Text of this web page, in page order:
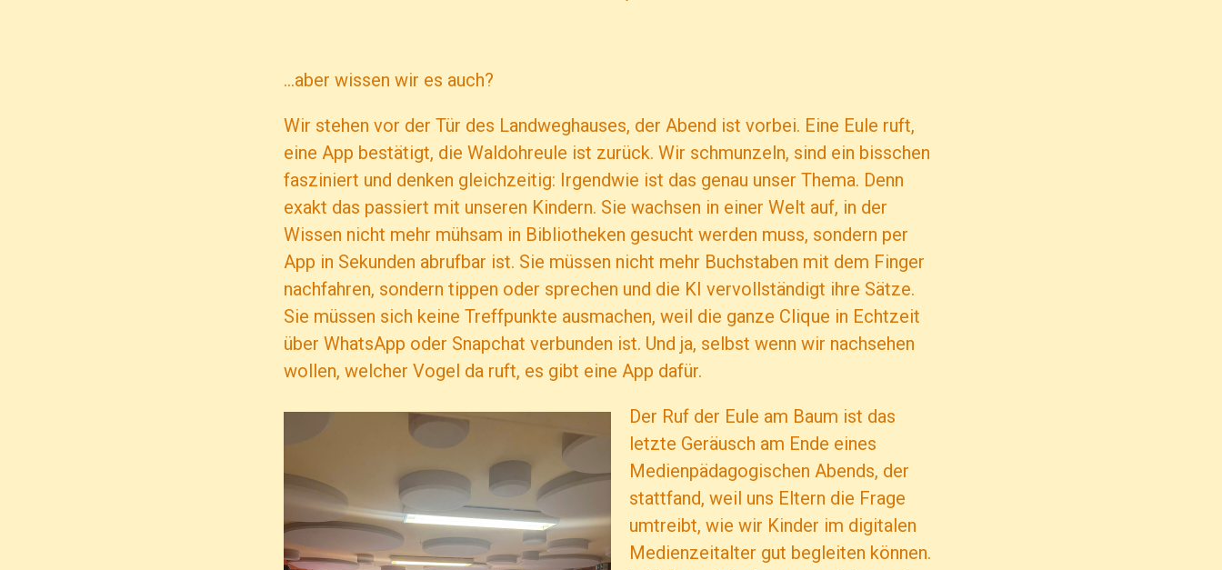
…aber wissen wir es auch?
Wir stehen vor der Tür des Landweghauses, der Abend ist vorbei. Eine Eule ruft,
eine App bestätigt, die Waldohreule ist zurück. Wir schmunzeln, sind ein bisschen
fasziniert und denken gleichzeitig: Irgendwie ist das genau unser Thema. Denn
exakt das passiert mit unseren Kindern. Sie wachsen in einer Welt auf, in der
Wissen nicht mehr mühsam in Bibliotheken gesucht werden muss, sondern per
App in Sekunden abrufbar ist. Sie müssen nicht mehr Buchstaben mit dem Finger
nachfahren, sondern tippen oder sprechen und die KI vervollständigt ihre Sätze.
Sie müssen sich keine Treffpunkte ausmachen, weil die ganze Clique in Echtzeit
über WhatsApp oder Snapchat verbunden ist. Und ja, selbst wenn wir nachsehen
wollen, welcher Vogel da ruft, es gibt eine App dafür.
Der Ruf der Eule am Baum ist das
letzte Geräusch am Ende eines
Medienpädagogischen Abends, der
stattfand, weil uns Eltern die Frage
umtreibt, wie wir Kinder im digitalen
Medienzeitalter gut begleiten können.